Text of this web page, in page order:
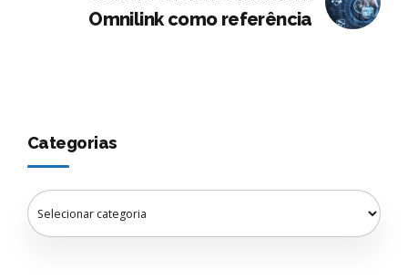
Omnilink como referência
Categorias